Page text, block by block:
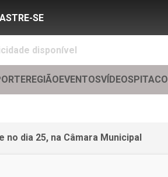
SE
disponível
REGIÃOEVENTOSVÍDEOSPITACO
dia 25, na Câmara Municipal